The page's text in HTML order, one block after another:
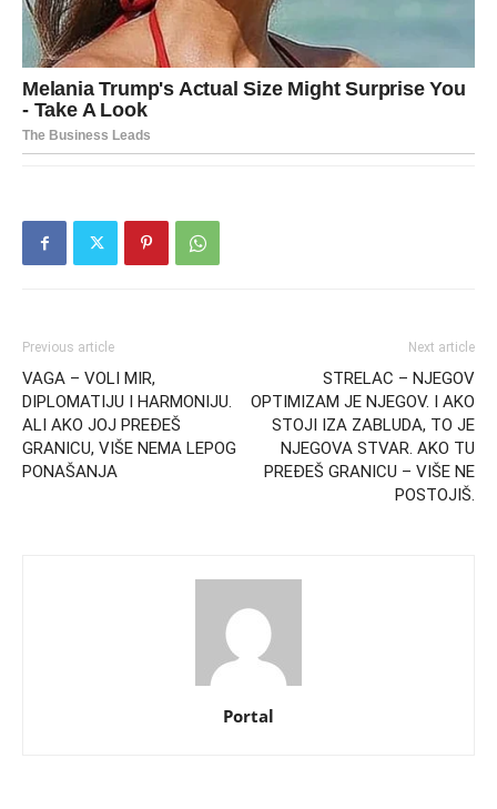
Previous article
VAGA – VOLI MIR,
DIPLOMATIJU I HARMONIJU.
ALI AKO JOJ PREĐEŠ
GRANICU, VIŠE NEMA LEPOG
PONAŠANJA
Next article
STRELAC – NJEGOV
OPTIMIZAM JE NJEGOV. I AKO
STOJI IZA ZABLUDA, TO JE
NJEGOVA STVAR. AKO TU
PREĐEŠ GRANICU – VIŠE NE
POSTOJIŠ.
Portal